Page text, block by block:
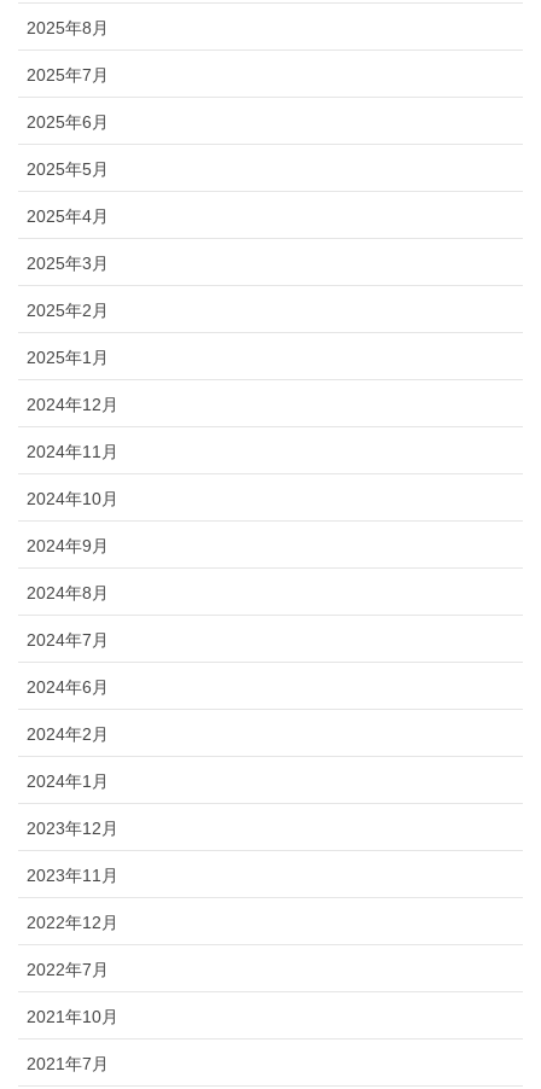
2025年8月
2025年7月
2025年6月
2025年5月
2025年4月
2025年3月
2025年2月
2025年1月
2024年12月
2024年11月
2024年10月
2024年9月
2024年8月
2024年7月
2024年6月
2024年2月
2024年1月
2023年12月
2023年11月
2022年12月
2022年7月
2021年10月
2021年7月